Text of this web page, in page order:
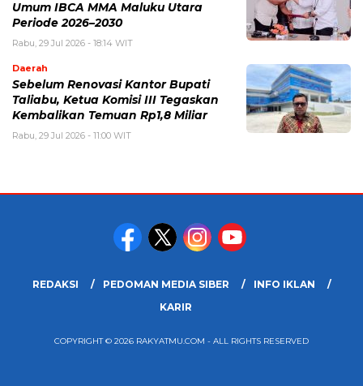
Umum IBCA MMA Maluku Utara
Periode 2026–2030
Rabu, 29 Jul 2026 - 18:14 WIT
Daerah
Sebelum Renovasi Kantor Bupati
Taliabu, Ketua Komisi III Tegaskan
Kembalikan Temuan Rp1,8 Miliar
Rabu, 29 Jul 2026 - 11:00 WIT
REDAKSI PEDOMAN MEDIA SIBER
INFO IKLAN
KARIR
COPYRIGHT © 2026 RAKYATMU.COM - ALL RIGHTS RESERVED